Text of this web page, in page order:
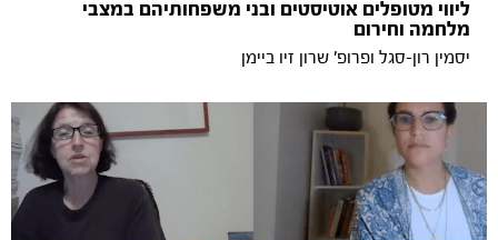
ליווי מטופלים אוטיסטים ובני משפחותיהם במצבי
מלחמה וחירום
יסמין רון-סגל ופרופ' שרון זיו ביימן